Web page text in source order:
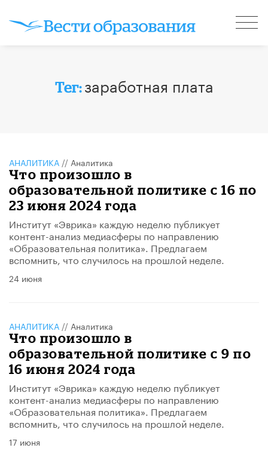
Тег:заработная плата
АНАЛИТИКА // Аналитика
Что произошло в
образовательной политике с 16 по
23 июня 2024 года
Институт «Эврика» каждую неделю публикует
контент-анализ медиасферы по направлению
«Образовательная политика». Предлагаем
вспомнить, что случилось на прошлой неделе.
24 июня
АНАЛИТИКА // Аналитика
Что произошло в
образовательной политике с 9 по
16 июня 2024 года
Институт «Эврика» каждую неделю публикует
контент-анализ медиасферы по направлению
«Образовательная политика». Предлагаем
вспомнить, что случилось на прошлой неделе.
17 июня